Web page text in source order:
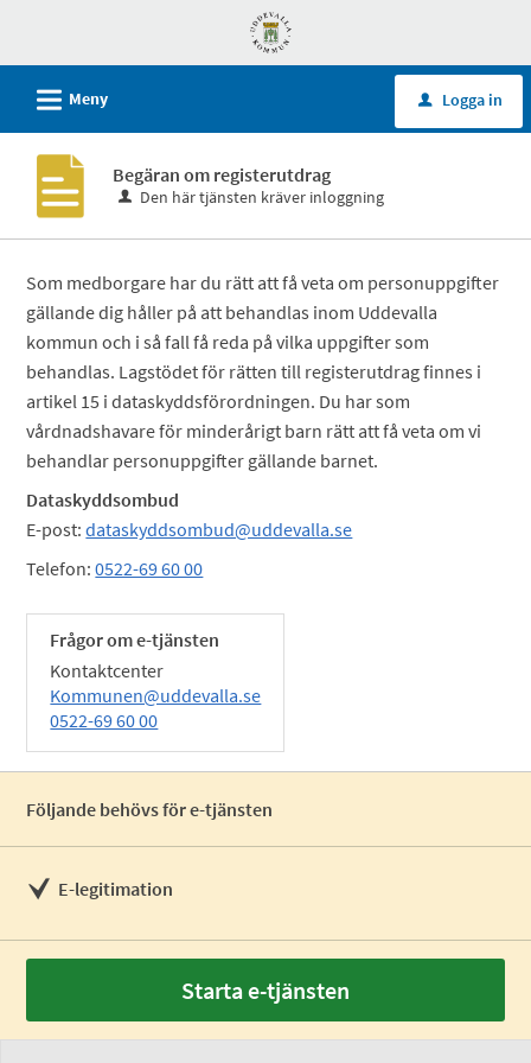
självservice
Uddevalla
kommun
L Meny u Logga in
Begäran om registerutdrag
Den här tjänsten kräver inloggning
Som medborgare har du rätt att få veta om personuppgifter
gällande dig håller på att behandlas inom Uddevalla
kommun och i så fall få reda på vilka uppgifter som
behandlas. Lagstödet för rätten till registerutdrag finnes i
artikel 15 i dataskyddsförordningen. Du har som
vårdnadshavare för minderårigt barn rätt att få veta om vi
behandlar personuppgifter gällande barnet.
Dataskyddsombud
E-post:dataskyddsombud@uddevalla.se
Telefon:0522-69 60 00
Frågor om e-tjänsten
Kontaktcenter
Kommunen@uddevalla.se
0522-69 60 00
Följande behövs för e-tjänsten
E-legitimation
Starta e-tjänsten